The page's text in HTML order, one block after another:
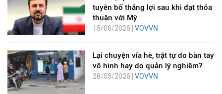
tuyên bố thắng lợi sau khi đạt thỏa
thuận với Mỹ
15/06/2026 | VOVVN
Lại chuyện vỉa hè, trật tự do bàn tay
vô hình hay do quản lý nghiêm?
28/05/2026 | VOVVN